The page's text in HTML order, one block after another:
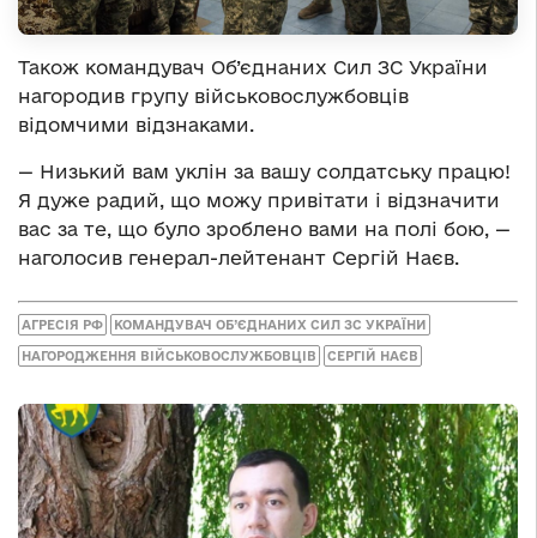
Також командувач Об’єднаних Сил ЗС України
нагородив групу військовослужбовців
відомчими відзнаками.
— Низький вам уклін за вашу солдатську працю!
Я дуже радий, що можу привітати і відзначити
вас за те, що було зроблено вами на полі бою, —
наголосив генерал-лейтенант Сергій Наєв.
АГРЕСІЯ РФ КОМАНДУВАЧ ОБ’ЄДНАНИХ СИЛ ЗС УКРАЇНИ
НАГОРОДЖЕННЯ ВІЙСЬКОВОСЛУЖБОВЦІВ СЕРГІЙ НАЄВ